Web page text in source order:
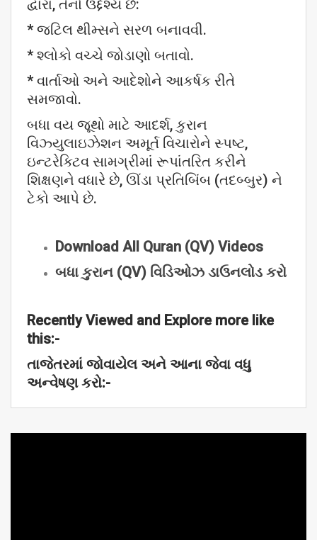
દ્વારા, તેનો ઉદ્દેશ્ય છે:
* જટિલ થીમ્સને સરળ બનાવવી.
* શ્લોકો વચ્ચે જોડાણો બતાવો.
* વાર્તાઓ અને આદેશોને આકર્ષક રીતે
સમજાવો.
બધા વય જૂથો માટે આદર્શ, કુરાન
વિઝ્યુલાઇઝેશન અમૂર્ત વિચારોને સ્પષ્ટ,
ઇન્ટરેક્ટિવ સામગ્રીમાં રૂપાંતરિત કરીને
શિક્ષણને વધારે છે, ઊંડા પ્રતિબિંબ (તદબ્બુર) ને
ટેકો આપે છે.
Download All Quran (QV) Videos
બધા કુરાન (QV) વિડિઓઝ ડાઉનલોડ કરો
Recently Viewed and Explore more like
this:-
તાજેતરમાં જોવાયેલ અને આના જેવા વધુ
અન્વેષણકરો:-